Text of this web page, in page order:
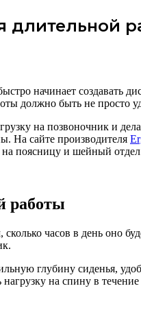
длительной
начинает создавать
должно быть не просто
на позвоночник и
На сайте производителя
на поясницу и шейный
работы
часов в день оно
глубину сиденья,
на спину в течение